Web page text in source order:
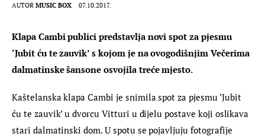
AUTOR MUSIC BOX 07.10.2017.
Klapa Cambi publici predstavlja novi spot za pjesmu
‘Jubit ću te zauvik’ s kojom je na ovogodišnjim Večerima
dalmatinske šansone osvojila treće mjesto.
Kaštelanska klapa Cambi je snimila spot za pjesmu ‘Jubit
ću te zauvik’ u dvorcu Vitturi u dijelu postave koji oslikava
stari dalmatinski dom. U spotu se pojavljuju fotografije